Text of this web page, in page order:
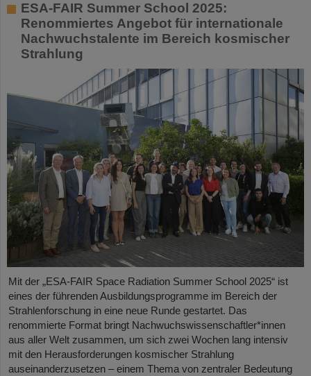
ESA-FAIR Summer School 2025:
Renommiertes Angebot für internationale
Nachwuchstalente im Bereich kosmischer
Strahlung
Mit der „ESA-FAIR Space Radiation Summer School 2025“ ist
eines der führenden Ausbildungsprogramme im Bereich der
Strahlenforschung in eine neue Runde gestartet. Das
renommierte Format bringt Nachwuchswissenschaftler*innen
aus aller Welt zusammen, um sich zwei Wochen lang intensiv
mit den Herausforderungen kosmischer Strahlung
auseinanderzusetzen – einem Thema von zentraler Bedeutung